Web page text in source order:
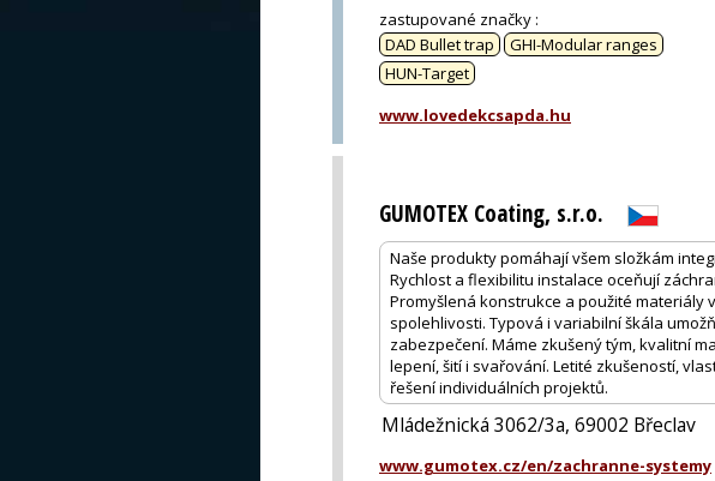
zastupované značky :
DAD Bullet trap
GHI-Modular ranges
HUN-Target
www.lovedekcsapda.hu
GUMOTEX Coating, s.r.o.
Naše produkty pomáhají všem složkám
Rychlost a flexibilitu instalace oceňují
Promyšlená konstrukce a použité materiály
spolehlivosti. Typová i variabilní škála
zabezpečení. Máme zkušený tým, kvalitní
lepení, šití i svařování. Letité zkušeností,
řešení individuálních projektů.
Mládežnická 3062/3a, 69002 Břeclav
www.gumotex.cz/en/zachranne-systemy